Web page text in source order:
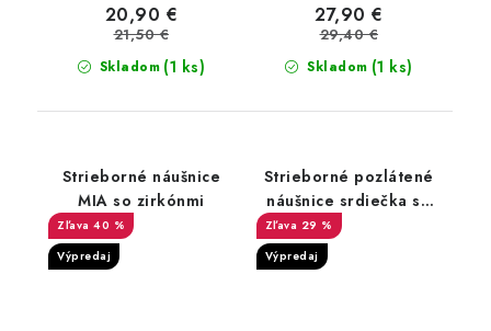
Skladom (1 ks)
20,90 €
21,50 €
Skladom (1 ks)
27,90 €
29,40 €
Strieborné náušnice
MIA so zirkónmi
40 %
Výpredaj
Strieborné pozlátené
náušnice srdiečka so
zirkónom
29 %
Výpredaj